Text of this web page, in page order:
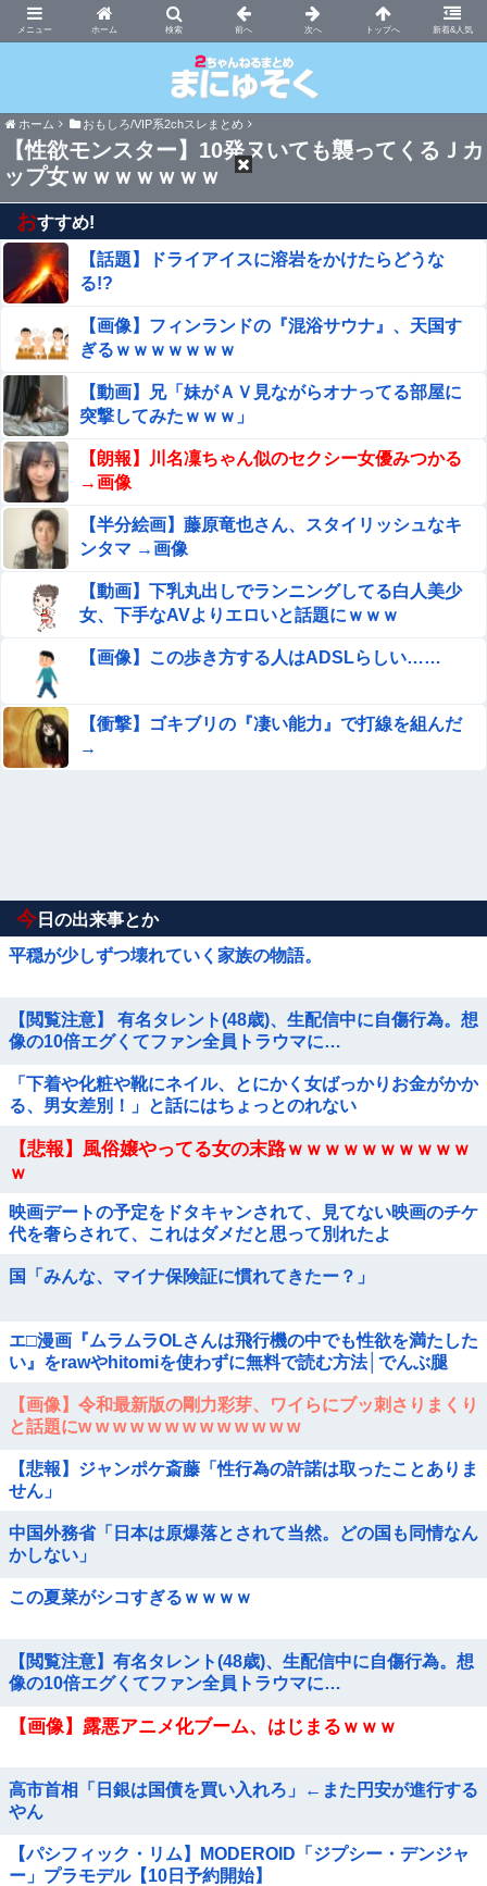
ホーム 新着&人気
まにゅそく 2chまとめニュース速報VIP
ホーム おもしろ/VIP系2chスレまとめ
【性欲モンスター】10発ヌいても襲ってくるＪカ
ップ女ｗｗｗｗｗｗｗ
おすすめ!
【話題】ドライアイスに溶岩をかけたらどうな
る!?
【画像】フィンランドの『混浴サウナ』、天国す
ぎるｗｗｗｗｗｗｗ
【動画】兄「妹がＡＶ見ながらオナってる部屋に
突撃してみたｗｗｗ」
【朗報】川名凜ちゃん似のセクシー女優みつかる
→画像
【半分絵画】藤原竜也さん、スタイリッシュなキ
ンタマ →画像
【動画】下乳丸出しでランニングしてる白人美少
女、下手なAVよりエロいと話題にｗｗｗ
【画像】この歩き方する人はADSLらしい……
【衝撃】ゴキブリの『凄い能力』で打線を組んだ
→
今 日の出来事とか
平穏が少しずつ壊れていく家族の物語。
【閲覧注意】 有名タレント(48歳)、生配信中に自傷行為。想
像の10倍エグくてファン全員トラウマに…
「下着や化粧や靴にネイル、とにかく女ばっかりお金がかか
る、男女差別！」と話にはちょっとのれない
【悲報】風俗嬢やってる女の末路ｗｗｗｗｗｗｗｗｗｗ
ｗ
映画デートの予定をドタキャンされて、見てない映画のチケ
代を奢らされて、これはダメだと思って別れたよ
国「みんな、マイナ保険証に慣れてきたー？」
エ□漫画『ムラムラOLさんは飛行機の中でも性欲を満たした
い』をrawやhitomiを使わずに無料で読む方法│でんぶ腿
【画像】令和最新版の剛力彩芽、ワイらにブッ刺さりまくり
と話題にw w w w w w w w w w w w w
【悲報】ジャンポケ斎藤「性行為の許諾は取ったことありま
せん」
中国外務省「日本は原爆落とされて当然。どの国も同情なん
かしない」
この夏菜がシコすぎるｗｗｗｗ
【閲覧注意】有名タレント(48歳)、生配信中に自傷行為。想
像の10倍エグくてファン全員トラウマに…
【画像】露悪アニメ化ブーム、はじまるｗｗｗ
高市首相「日銀は国債を買い入れろ」←また円安が進行する
やん
【パシフィック・リム】MODEROID「ジプシー・デンジャ
ー」プラモデル【10日予約開始】